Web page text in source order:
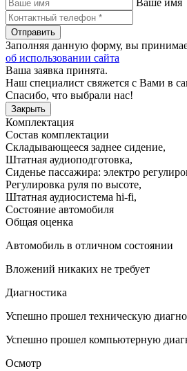
Отправить
Заполняя данную форму, вы
об использовании сайта
Ваша заявка принята.
Наш специалист свяжется с Вами в
Спасибо, что выбрали нас!
Закрыть
Комплектация
Состав комплектации
Складывающееся заднее сидение,
Штатная аудиоподготовка,
Сиденье пассажира: электро
Регулировка руля по высоте,
Штатная аудиосистема hi-fi,
Состояние автомобиля
Общая оценка
Автомобиль в отличном состоянии
Вложений никаких не требует
Диагностика
Успешно прошел техническую
Успешно прошел компьютерную
Осмотр